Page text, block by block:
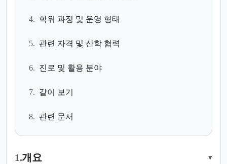
4. 학위 과정 및 운영 형태
5. 관련 자격 및 산학 협력
6. 진로 및 활용 분야
7. 같이 보기
8. 관련 문서
1.개요 ▾